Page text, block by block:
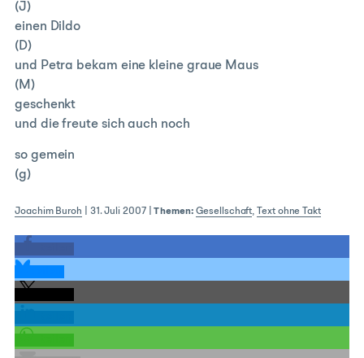
(J)
einen Dildo
(D)
und Petra bekam eine kleine graue Maus
(M)
geschenkt
und die freute sich auch noch
so gemein
(g)
Joachim Buroh 31. Juli 2007|Themen: Gesellschaft, Text ohne Takt